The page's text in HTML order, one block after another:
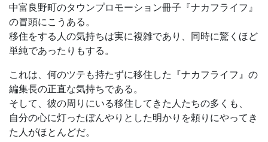
中富良野町のタウンプロモーション冊子『ナカフライフ』
の冒頭にこうある。
移住をする人の気持ちは実に複雑であり、同時に驚くほど
単純であったりもする。
これは、何のツテも持たずに移住した『ナカフライフ』の
編集長の正直な気持ちである。
そして、彼の周りにいる移住してきた人たちの多くも、
自分の心に灯ったぼんやりとした明かりを頼りにやってき
た人がほとんどだ。